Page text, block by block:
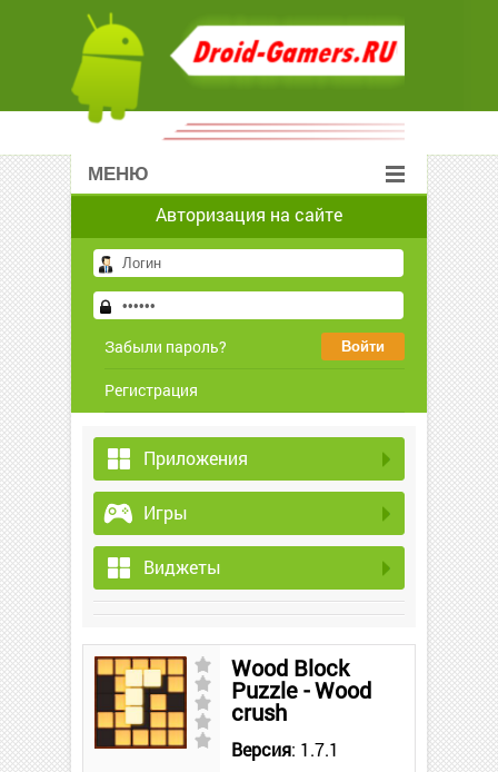
МЕНЮ
Авторизация на сайте
Забыли пароль?
Регистрация
Приложения
Игры
Виджеты
Wood Block
Puzzle - Wood
crush
Версия: 1.7.1